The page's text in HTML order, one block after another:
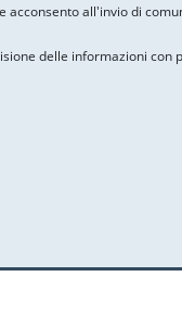
e acconsento all'invio di
delle informazioni con